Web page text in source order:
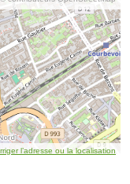
l’adresse ou la localisation